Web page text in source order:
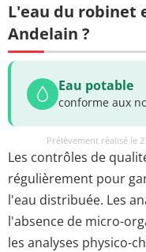
L'eau du robinet
Andelain ?
Eau potable
conforme aux
Prélèvement réalisé le
Les contrôles de
régulièrement pour
l'eau distribuée. Les
l'absence de micro-
les analyses physico-